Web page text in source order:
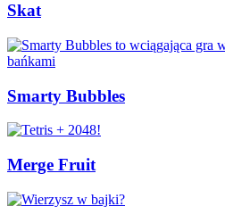
Skat
Smarty Bubbles
Merge Fruit